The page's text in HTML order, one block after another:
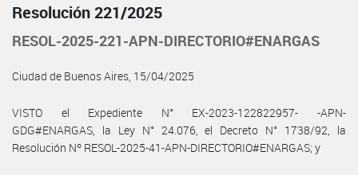
Resolución 221/2025
RESOL-2025-221-APN-DIRECTORIO#ENARGAS
Ciudad de Buenos Aires, 15/04/2025
VISTO el Expediente N° EX-2023-122822957- -APN-
GDG#ENARGAS, la Ley N° 24.076, el Decreto N° 1738/92, la
Resolución Nº RESOL-2025-41-APN-DIRECTORIO#ENARGAS; y